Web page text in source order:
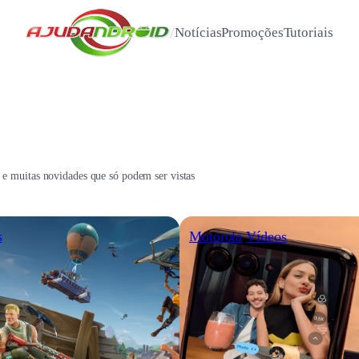
/NotíciasPromoçõesTutoriais
muitas novidades que só podem ser vistas
Motorola Vídeos